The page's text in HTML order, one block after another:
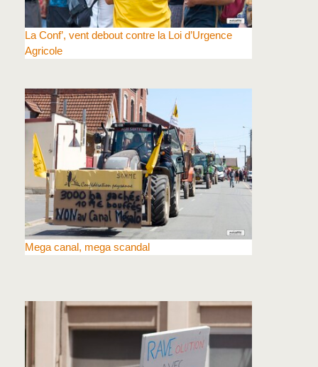
La Conf’, vent debout contre la Loi d’Urgence
Agricole
Mega canal, mega scandal